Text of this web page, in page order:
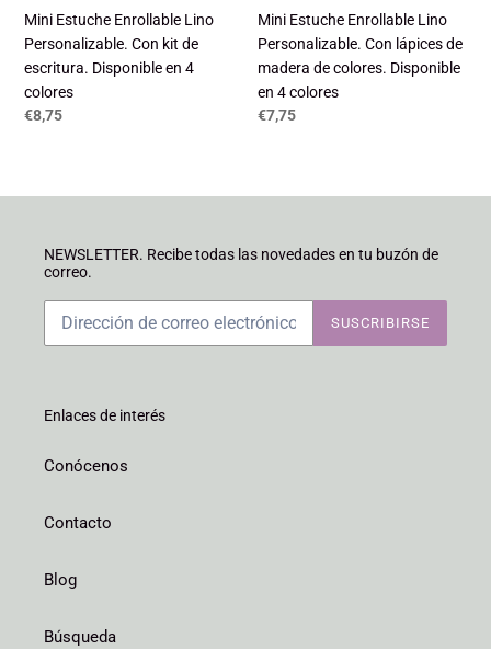
escritura.
Disponible
en
4
colores
Mini Estuche Enrollable Lino
Personalizable. Con kit de
escritura. Disponible en 4
colores
Precio
€8,75
madera
de
colores.
Disponible
en
Mini Estuche Enrollable Lino
Personalizable. Con lápices de
madera de colores. Disponible
en 4 colores
Precio
€7,75
NEWSLETTER. Recibe todas las novedades en tu buzón de
correo.
SUSCRIBIRSE
Enlaces de interés
Conócenos
Contacto
Blog
Búsqueda